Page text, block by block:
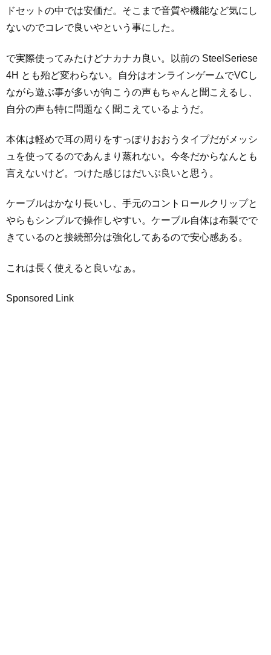
ドセットの中では安価だ。そこまで音質や機能など気にし
ないのでコレで良いやという事にした。
で実際使ってみたけどナカナカ良い。以前の SteelSeriese
4H とも殆ど変わらない。自分はオンラインゲームでVCし
ながら遊ぶ事が多いが向こうの声もちゃんと聞こえるし、
自分の声も特に問題なく聞こえているようだ。
本体は軽めで耳の周りをすっぽりおおうタイプだがメッシ
ュを使ってるのであんまり蒸れない。今冬だからなんとも
言えないけど。つけた感じはだいぶ良いと思う。
ケーブルはかなり長いし、手元のコントロールクリップと
やらもシンプルで操作しやすい。ケーブル自体は布製でで
きているのと接続部分は強化してあるので安心感ある。
これは長く使えると良いなぁ。
Sponsored Link